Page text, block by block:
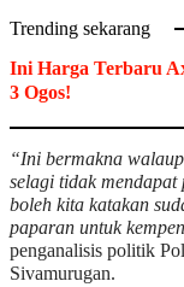
Trending sekarang
Ini Harga Terbaru
3 Ogos!
“Ini bermakna
selagi tidak
boleh kita katakan
paparan untuk
penganalisis politik
Sivamurugan.